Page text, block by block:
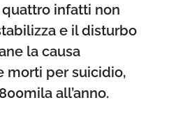
infatti non
e il disturbo
la causa
morti per suicidio,
all’anno.